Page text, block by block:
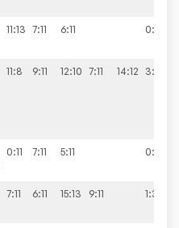
11:13 7:11 6:11 0:3
11:8 9:11 12:10 7:11 14:12 3:2
0:11 7:11 5:11 0:3
7:11 6:11 15:13 9:11 1:3